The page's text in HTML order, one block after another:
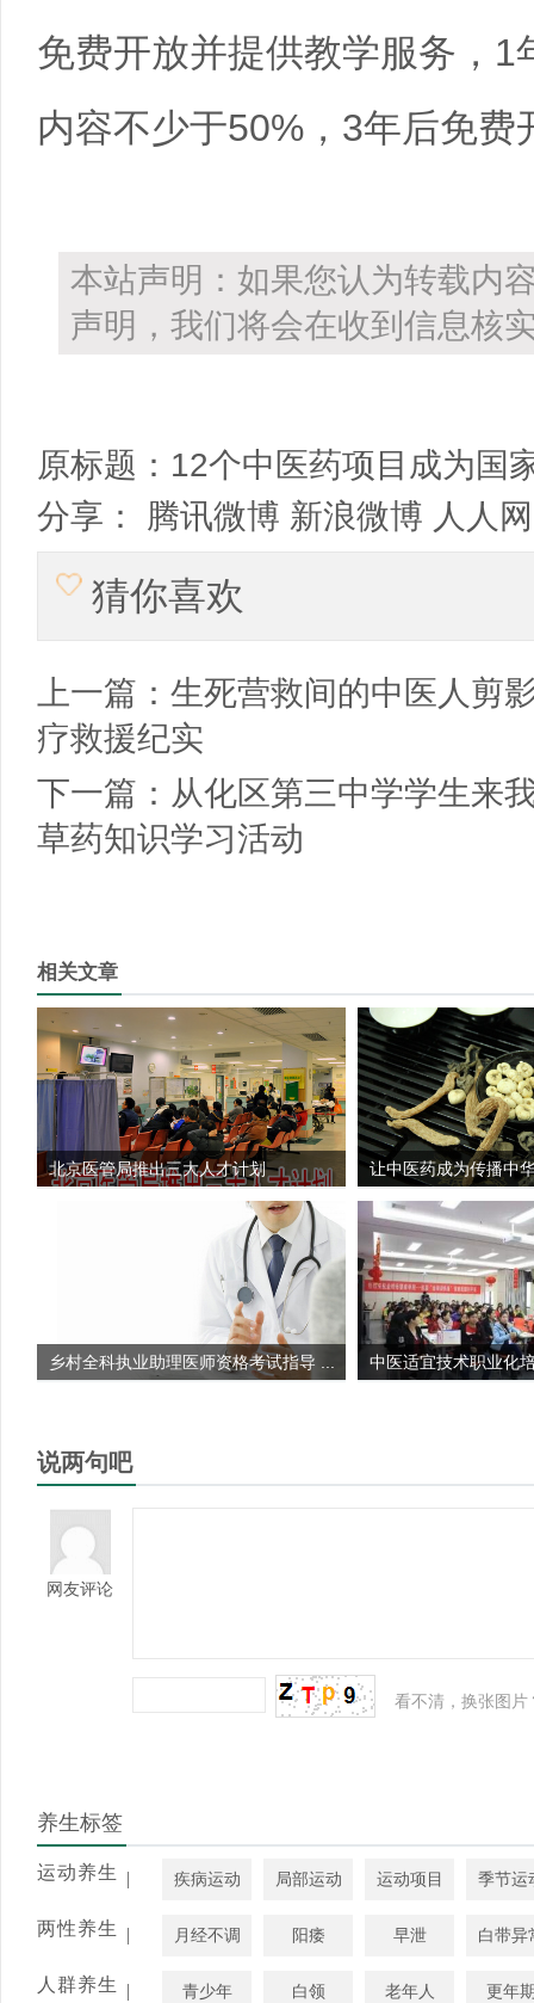
免费开放并提供教学服务，
内容不少于50%，3年后免
本站声明：如果您认为转载内
声明，我们将会在收到信息核
原标题： 12个中医药项目成为国
分享：
腾讯微博 新浪微博 人人网
猜你喜欢
上一篇： 生死营救间的中医人剪
疗救援纪实
下一篇： 从化区第三中学学生来
草药知识学习活动
相关文章
北京医管局推出三大人才计划 让中医药成为传播中
乡村全科执业助理医师资格考试指导 ... 中医适宜技术职业化
说两句吧
网友评论
看不清，换张图片
养生标签
运动养生 | 疾病运动 局部运动 运动项目 季节运
两性养生 | 月经不调 阳痿 早泄 白带异
人群养生 | 青少年 白领 老年人 更年